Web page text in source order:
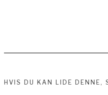
HVIS DU KAN LIDE DENNE,